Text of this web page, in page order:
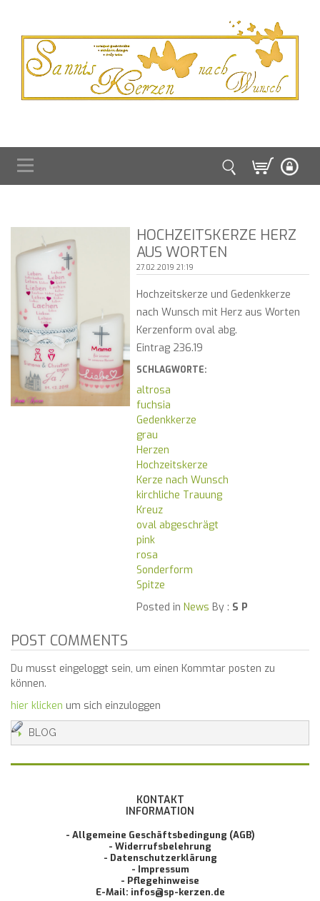
HOCHZEITSKERZE HERZ
AUS WORTEN
27.02.2019 21:19
Hochzeitskerze und Gedenkkerze
nach Wunsch mit Herz aus Worten
Kerzenform oval abg.
Eintrag 236.19
SCHLAGWORTE:
altrosa
fuchsia
Gedenkkerze
grau
Herzen
Hochzeitskerze
Kerze nach Wunsch
kirchliche Trauung
Kreuz
oval abgeschrägt
pink
rosa
Sonderform
Spitze
Posted in News By : S P
POST COMMENTS
Du musst eingeloggt sein, um einen Kommtar posten zu
können.
hier klicken um sich einzuloggen
BLOG
KONTAKT
INFORMATION
- Allgemeine Geschäftsbedingung (AGB)
- Widerrufsbelehrung
- Datenschutzerklärung
- Impressum
- Pflegehinweise
E-Mail: infos@sp-kerzen.de